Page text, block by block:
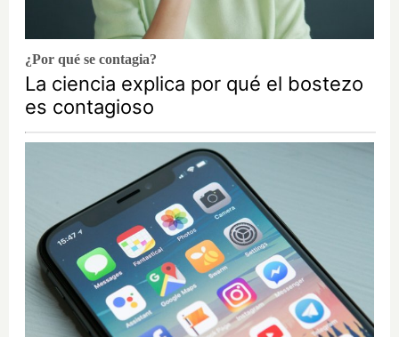
¿Por qué se contagia?
La ciencia explica por qué el bostezo
es contagioso